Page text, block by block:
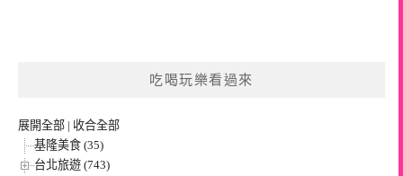
吃喝玩樂看過來
展開全部 | 收合全部
基隆美食 (35)
台北旅遊 (743)